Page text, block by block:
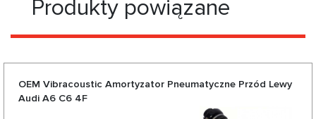
Produkty powiązane
OEM Vibracoustic Amortyzator Pneumatyczne Przód Lewy
Audi A6 C6 4F